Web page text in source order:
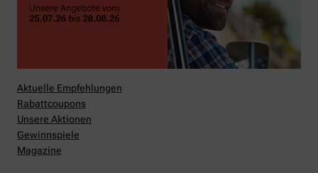
Aktuelle Empfehlungen
Rabattcoupons
Unsere Aktionen
Gewinnspiele
Magazine